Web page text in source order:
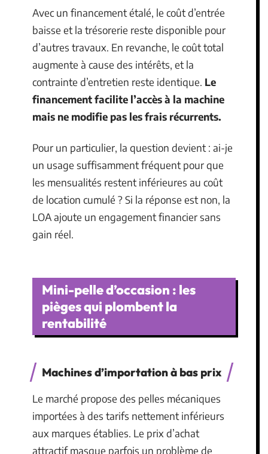
Avec un financement étalé, le coût d’entrée
baisse et la trésorerie reste disponible pour
d’autres travaux. En revanche, le coût total
augmente à cause des intérêts, et la
contrainte d’entretien reste identique. Le
financement facilite l’accès à la machine
mais ne modifie pas les frais récurrents.
Pour un particulier, la question devient : ai-je
un usage suffisamment fréquent pour que
les mensualités restent inférieures au coût
de location cumulé ? Si la réponse est non, la
LOA ajoute un engagement financier sans
gain réel.
Mini-pelle d’occasion : les
pièges qui plombent la
rentabilité
Machines d’importation à bas prix
Le marché propose des pelles mécaniques
importées à des tarifs nettement inférieurs
aux marques établies. Le prix d’achat
attractif masque parfois un problème de